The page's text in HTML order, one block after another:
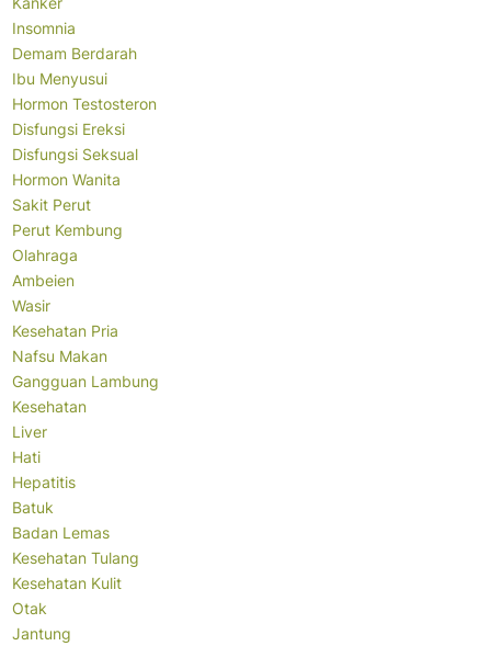
Insomnia
Demam Berdarah
Ibu Menyusui
Hormon Testosteron
Disfungsi Ereksi
Disfungsi Seksual
Hormon Wanita
Sakit Perut
Perut Kembung
Olahraga
Ambeien
Wasir
Kesehatan Pria
Nafsu Makan
Gangguan Lambung
Kesehatan
Liver
Hati
Hepatitis
Batuk
Badan Lemas
Kesehatan Tulang
Kesehatan Kulit
Otak
Jantung